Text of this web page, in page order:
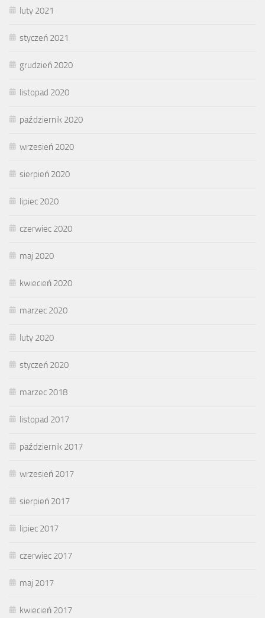
luty 2021
styczeń 2021
grudzień 2020
listopad 2020
październik 2020
wrzesień 2020
sierpień 2020
lipiec 2020
czerwiec 2020
maj 2020
kwiecień 2020
marzec 2020
luty 2020
styczeń 2020
marzec 2018
listopad 2017
październik 2017
wrzesień 2017
sierpień 2017
lipiec 2017
czerwiec 2017
maj 2017
kwiecień 2017